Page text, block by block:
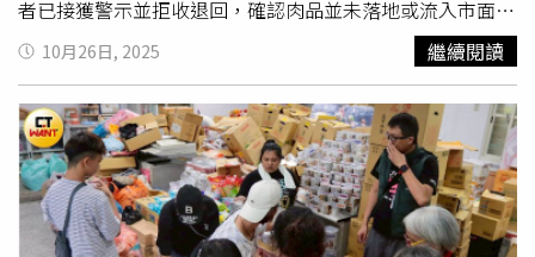
者已接獲警示並拒收退回，確認肉品並未落地或流入市面。
稽查人員在 物流車
上查獲疑似問題豬肉30件、共300公斤，
另有蝦子15件、約150公斤。車輛返抵轉運站後，全車貨品
與廠區均拉起封鎖線並完成全面清消，防止污染擴散。然而
稽查當下大榮貨運人員態度閃爍，無法立即說明從彰化運抵
高雄的物流車去向。衛生局人員於下午4時59分抵達現場，
直到晚間6時30分，在依法強制要求下，業者才透露該車仍
停放於營業所內。衛生局認定其行為有規避查核之嫌，依
《食品安全衛生管理法》裁處3萬至300萬元罰鍰。對此，
10月26日, 2025 繼續閱讀